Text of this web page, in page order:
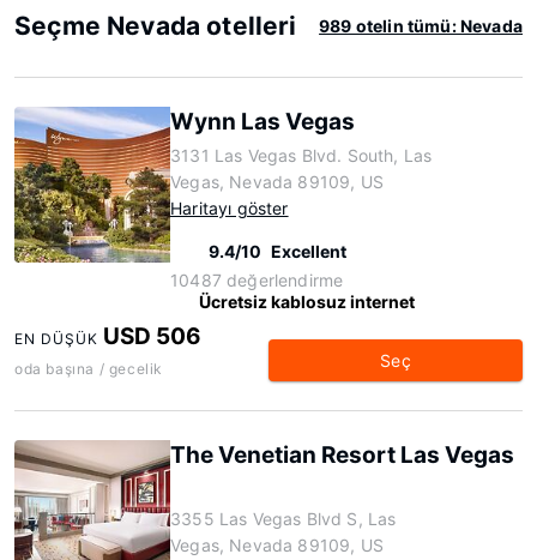
Seçme Nevada otelleri 989 otelin tümü: Nevada
Wynn Las Vegas
3131 Las Vegas Blvd. South, Las
Vegas, Nevada 89109, US
Haritayı göster
9.4/10 Excellent
10487 değerlendirme
Ücretsiz kablosuz internet
EN DÜŞÜK USD 506
oda başına / gecelik Seç
The Venetian Resort Las Vegas
3355 Las Vegas Blvd S, Las
Vegas, Nevada 89109, US